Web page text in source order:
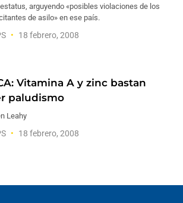
arguyendo «posibles violaciones de los
de asilo» en ese país.
18 febrero, 2008
Vitamina A y zinc bastan
paludismo
Leahy
18 febrero, 2008